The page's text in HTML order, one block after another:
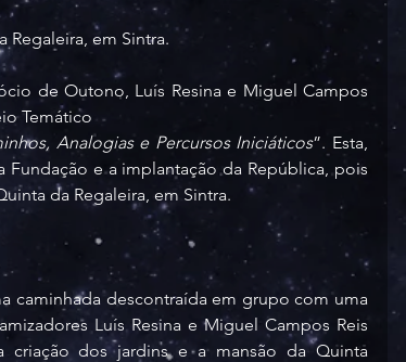
Regaleira, em Sintra.
de Outono, Luís Resina e Miguel Campos
Temático
Analogias e Percursos Iniciáticos”. Esta,
e a implantação da República, pois
da Regaleira, em Sintra.
caminhada descontraída em grupo com uma
Luís Resina e Miguel Campos Reis
criação dos jardins e a mansão da Quinta